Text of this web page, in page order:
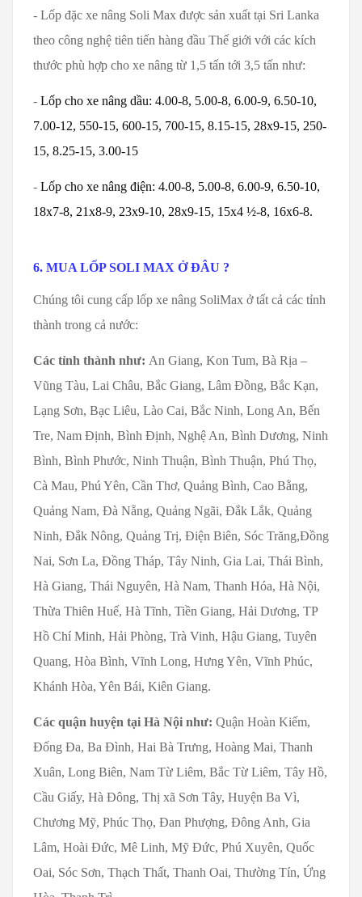
- Lốp đặc xe nâng Soli Max được sản xuất tại Sri Lanka
theo công nghệ tiên tiến hàng đầu Thế giới với các kích
thước phù hợp cho xe nâng từ 1,5 tấn tới 3,5 tấn như:
- Lốp cho xe nâng dầu: 4.00-8, 5.00-8, 6.00-9, 6.50-10,
7.00-12, 550-15, 600-15, 700-15, 8.15-15, 28x9-15, 250-
15, 8.25-15, 3.00-15
- Lốp cho xe nâng điện: 4.00-8, 5.00-8, 6.00-9, 6.50-10,
18x7-8, 21x8-9, 23x9-10, 28x9-15, 15x4 ½-8, 16x6-8.
6. MUA LỐP SOLI MAX Ở ĐÂU ?
Chúng tôi cung cấp lốp xe nâng SoliMax ở tất cả các tỉnh
thành trong cả nước:
Các tỉnh thành như: An Giang, Kon Tum, Bà Rịa –
Vũng Tàu, Lai Châu, Bắc Giang, Lâm Đồng, Bắc Kạn,
Lạng Sơn, Bạc Liêu, Lào Cai, Bắc Ninh, Long An, Bến
Tre, Nam Định, Bình Định, Nghệ An, Bình Dương, Ninh
Bình, Bình Phước, Ninh Thuận, Bình Thuận, Phú Thọ,
Cà Mau, Phú Yên, Cần Thơ, Quảng Bình, Cao Bằng,
Quảng Nam, Đà Nẵng, Quảng Ngãi, Đắk Lắk, Quảng
Ninh, Đắk Nông, Quảng Trị, Điện Biên, Sóc Trăng,Đồng
Nai, Sơn La, Đồng Tháp, Tây Ninh, Gia Lai, Thái Bình,
Hà Giang, Thái Nguyên, Hà Nam, Thanh Hóa, Hà Nội,
Thừa Thiên Huế, Hà Tĩnh, Tiền Giang, Hải Dương, TP
Hồ Chí Minh, Hải Phòng, Trà Vinh, Hậu Giang, Tuyên
Quang, Hòa Bình, Vĩnh Long, Hưng Yên, Vĩnh Phúc,
Khánh Hòa, Yên Bái, Kiên Giang.
Các quận huyện tại Hà Nội như: Quận Hoàn Kiếm,
Đống Đa, Ba Đình, Hai Bà Trưng, Hoàng Mai, Thanh
Xuân, Long Biên, Nam Từ Liêm, Bắc Từ Liêm, Tây Hồ,
Cầu Giấy, Hà Đông, Thị xã Sơn Tây, Huyện Ba Vì,
Chương Mỹ, Phúc Thọ, Đan Phượng, Đông Anh, Gia
Lâm, Hoài Đức, Mê Linh, Mỹ Đức, Phú Xuyên, Quốc
Oai, Sóc Sơn, Thạch Thất, Thanh Oai, Thường Tín, Ứng